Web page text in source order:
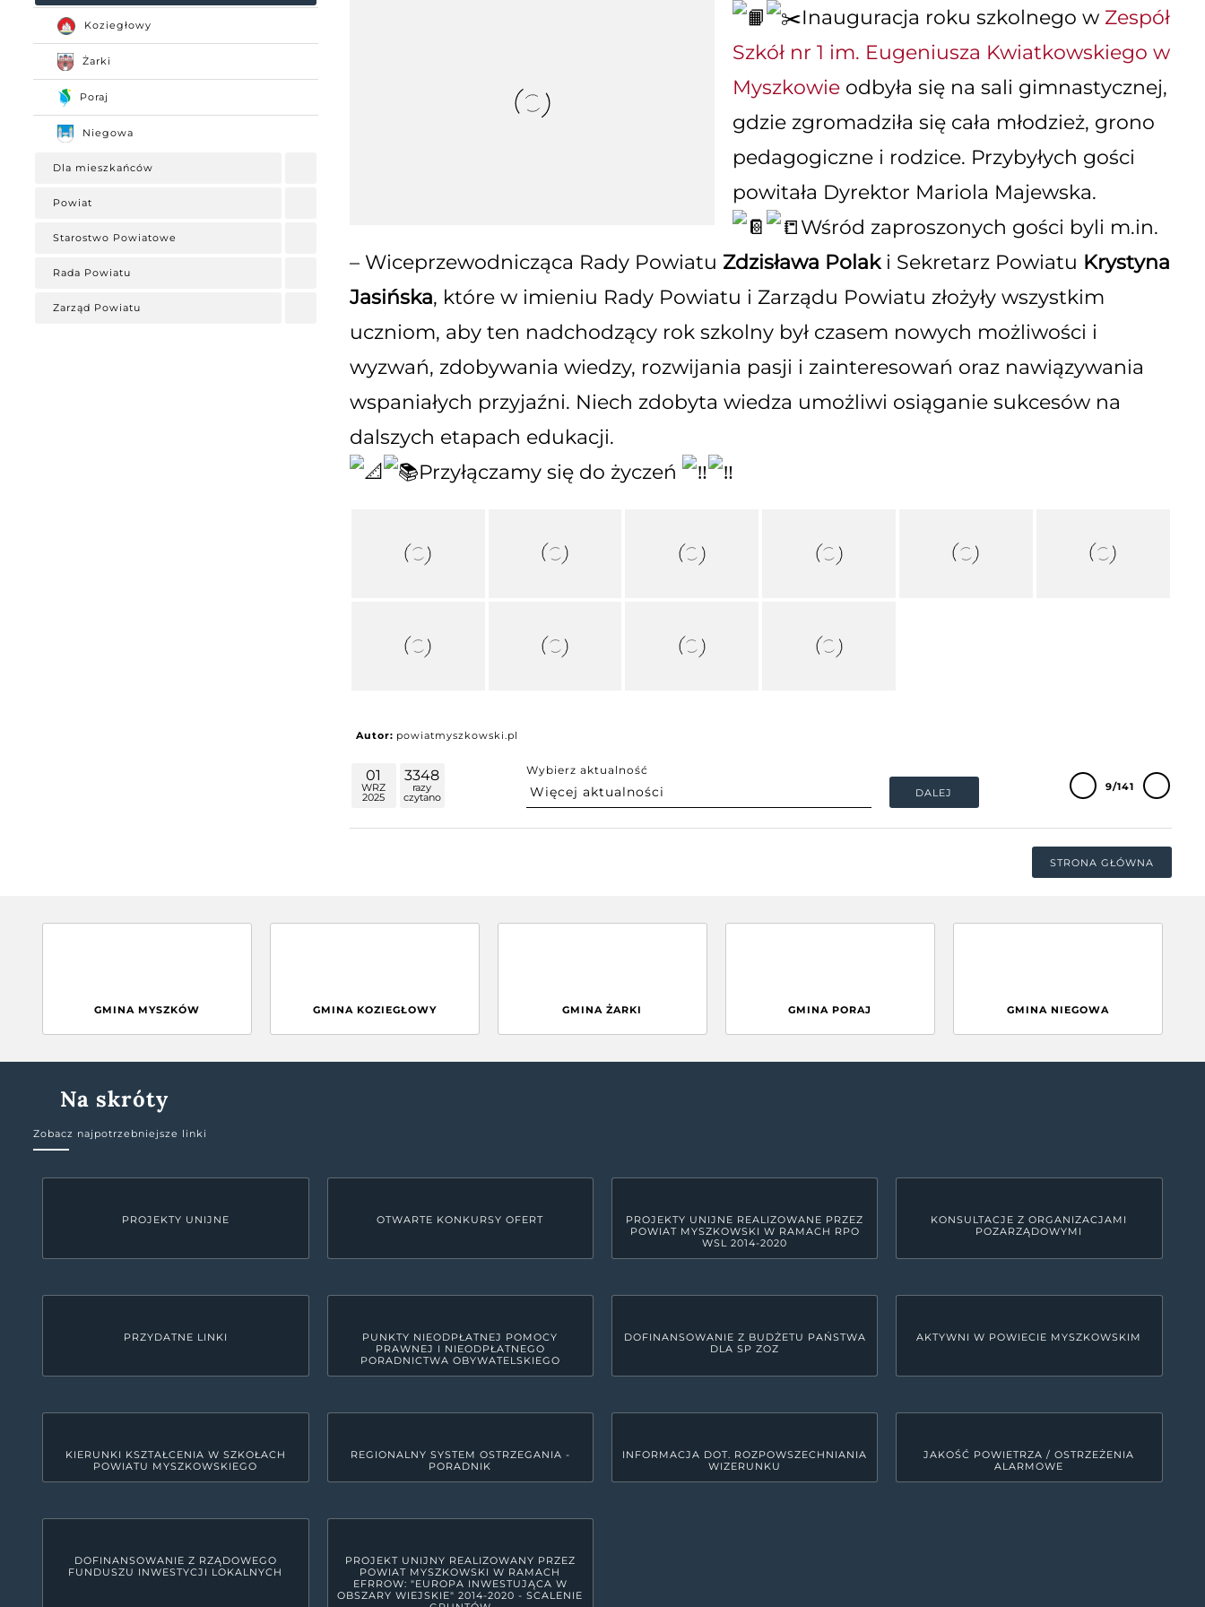
Koziegłowy
Żarki
Poraj
Niegowa
Dla mieszkańców
Powiat
Starostwo Powiatowe
Rada Powiatu
Zarząd Powiatu
Inauguracja roku szkolnego w Zespół
Szkół nr 1 im. Eugeniusza Kwiatkowskiego w
Myszkowie odbyła się na sali gimnastycznej,
gdzie zgromadziła się cała młodzież, grono
pedagogiczne i rodzice. Przybyłych gości
powitała Dyrektor Mariola Majewska.
Wśród zaproszonych gości byli m.in.
– Wiceprzewodnicząca Rady Powiatu Zdzisława Polaki Sekretarz Powiatu Krystyna
Jasińska, które w imieniu Rady Powiatu i Zarządu Powiatu złożyły wszystkim
uczniom, aby ten nadchodzący rok szkolny był czasem nowych możliwości i
wyzwań, zdobywania wiedzy, rozwijania pasji i zainteresowań oraz nawiązywania
wspaniałych przyjaźni. Niech zdobyta wiedza umożliwi osiąganie sukcesów na
dalszych etapach edukacji.
Przyłączamy się do życzeń
Autor: powiatmyszkowski.pl
01
WRZ
2025
3348
razy
czytano
Wybierz aktualność
DALEJ 9/141
STRONA GŁÓWNA
GMINA MYSZKÓW GMINA KOZIEGŁOWY GMINA ŻARKI GMINA PORAJ GMINA NIEGOWA
Na skróty
Zobacz najpotrzebniejsze linki
PROJEKTY UNIJNE OTWARTE KONKURSY OFERT
PROJEKTY UNIJNE REALIZOWANE PRZEZ
POWIAT MYSZKOWSKI W RAMACH RPO
WSL 2014-2020
KONSULTACJE Z ORGANIZACJAMI
POZARZĄDOWYMI
PRZYDATNE LINKI
PUNKTY NIEODPŁATNEJ POMOCY
PRAWNEJ I NIEODPŁATNEGO
PORADNICTWA OBYWATELSKIEGO
DOFINANSOWANIE Z BUDŻETU PAŃSTWA
DLA SP ZOZ
AKTYWNI W POWIECIE MYSZKOWSKIM
KIERUNKI KSZTAŁCENIA W SZKOŁACH
POWIATU MYSZKOWSKIEGO
REGIONALNY SYSTEM OSTRZEGANIA -
PORADNIK
INFORMACJA DOT. ROZPOWSZECHNIANIA
WIZERUNKU
JAKOŚĆ POWIETRZA / OSTRZEŻENIA
ALARMOWE
DOFINANSOWANIE Z RZĄDOWEGO
FUNDUSZU INWESTYCJI LOKALNYCH
PROJEKT UNIJNY REALIZOWANY PRZEZ
POWIAT MYSZKOWSKI W RAMACH
EFRROW: "EUROPA INWESTUJĄCA W
OBSZARY WIEJSKIE" 2014-2020 - SCALENIE
KONTAKT
woj. śląskie, pow. myszkowski
GODZINY PRACY URZĘDU LINKI SYSTEMOWE